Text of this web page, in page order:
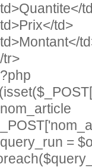
td>
tr>
=